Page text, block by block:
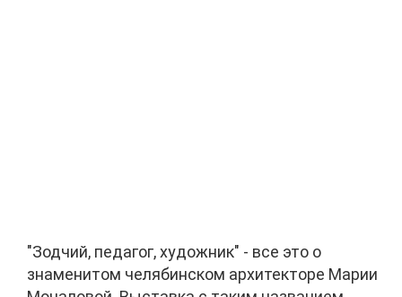
"Зодчий, педагог, художник" - все это о
знаменитом челябинском архитекторе Марии